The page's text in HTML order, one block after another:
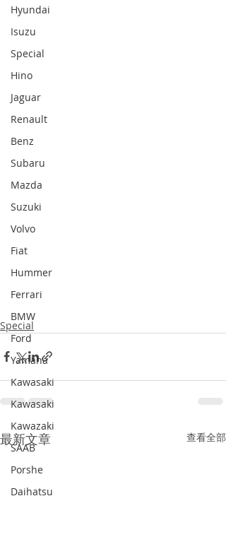
Hyundai
Isuzu
Special
Hino
Jaguar
Renault
Benz
Subaru
Mazda
Suzuki
Volvo
Fiat
Hummer
Ferrari
BMW
Ford
Yamaha
Kawasaki
Kawasaki
Kawazaki
SAAB
Porshe
Daihatsu
Special
最新文章 查看全部